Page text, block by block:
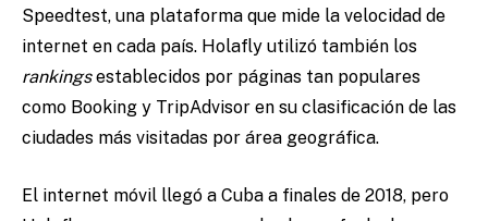
Speedtest, una plataforma que mide la velocidad de
internet en cada país. Holafly utilizó también los
rankingsestablecidos por páginas tan populares
como Booking y TripAdvisor en su clasificación de las
ciudades más visitadas por área geográfica.
El internet móvil llegó a Cuba a finales de 2018, pero